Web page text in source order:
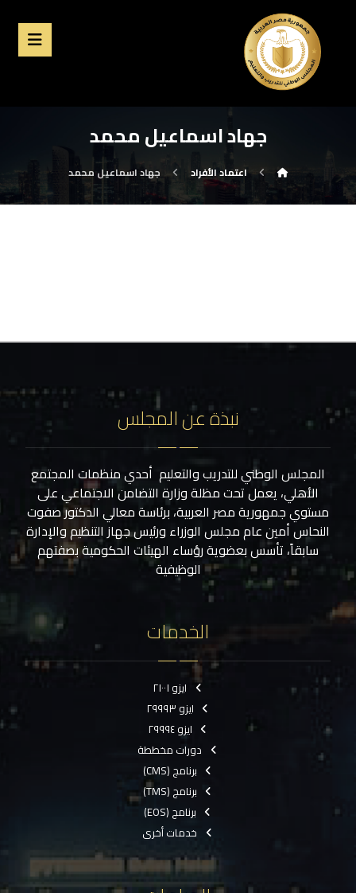
جهاد اسماعيل محمد
اعتماد الأفراد جهاد اسماعيل محمد
نبذة عن المجلس
المجلس الوطني للتدريب والتعليم أحدي منظمات المجتمع
الأهلي، يعمل تحت مظلة وزارة التضامن الاجتماعي على
مستوي جمهورية مصر العربية، برئاسة معالي الدكتور صفوت
النحاس أمين عام مجلس الوزراء ورئيس جهاز التنظيم والإدارة
سابقاً، تأسس بعضوية رؤساء الهيئات الحكومية بصفتهم
الوظيفية
الخدمات
ايزو ٢١٠٠١
ايزو ٢٩٩٩٣
ايزو ٢٩٩٩٤
دورات مخططة
برنامج (CMS)
برنامج (TMS)
برنامج (EOS)
خدمات أخرى